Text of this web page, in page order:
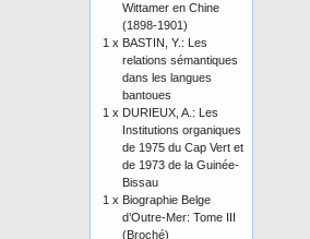
Wittamer en Chine
(1898-1901)
1 x BASTIN, Y.: Les
relations sémantiques
dans les langues
bantoues
1 x DURIEUX, A.: Les
Institutions organiques
de 1975 du Cap Vert et
de 1973 de la Guinée-
Bissau
1 x Biographie Belge
d’Outre-Mer: Tome III
(Broché)